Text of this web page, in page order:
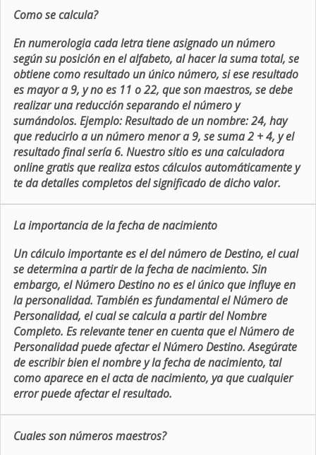
Como se calcula?
En numerologia cada letra tiene asignado un número
según su posición en el alfabeto, al hacer la suma total, se
obtiene como resultado un único número, si ese resultado
es mayor a 9, y no es 11 o 22, que son maestros, se debe
realizar una reducción separando el número y
sumándolos. Ejemplo: Resultado de un nombre: 24, hay
que reducirlo a un número menor a 9, se suma 2 + 4, y el
resultado final sería 6. Nuestro sitio es una calculadora
online gratis que realiza estos cálculos automáticamente y
te da detalles completos del significado de dicho valor.
La importancia de la fecha de nacimiento
Un cálculo importante es el del número de Destino, el cual
se determina a partir de la fecha de nacimiento. Sin
embargo, el Número Destino no es el único que influye en
la personalidad. También es fundamental el Número de
Personalidad, el cual se calcula a partir del Nombre
Completo. Es relevante tener en cuenta que el Número de
Personalidad puede afectar el Número Destino. Asegúrate
de escribir bien el nombre y la fecha de nacimiento, tal
como aparece en el acta de nacimiento, ya que cualquier
error puede afectar el resultado.
Cuales son números maestros?